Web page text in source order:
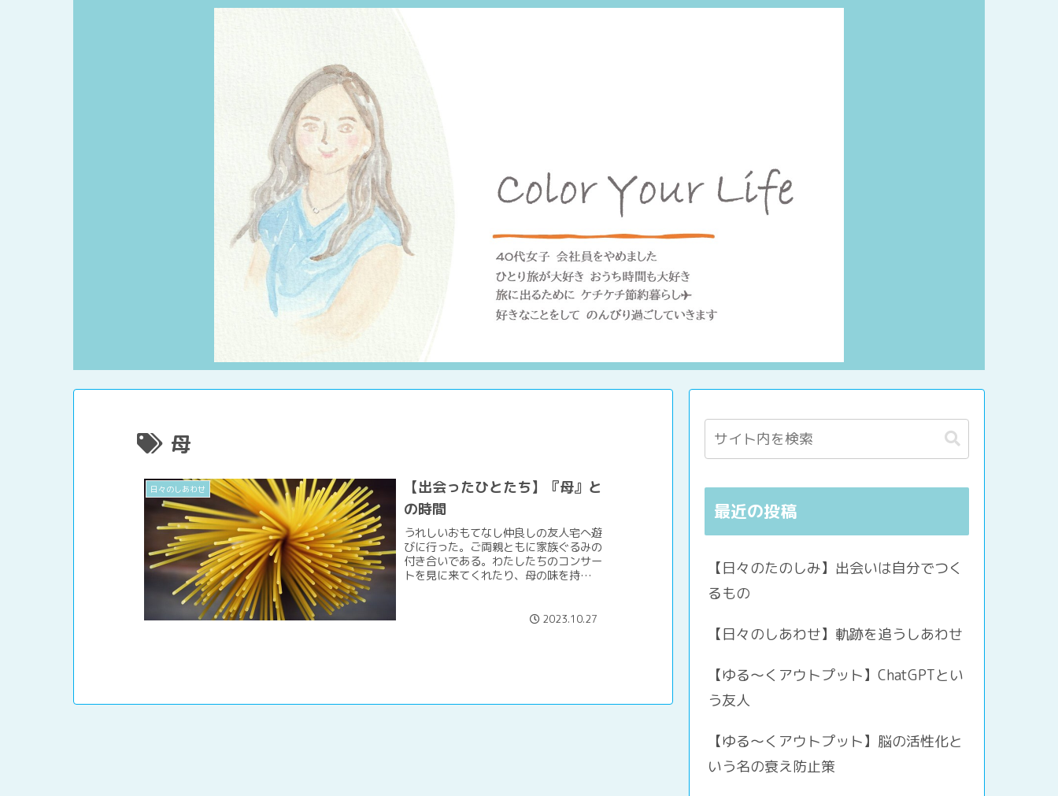
母
日々のしあわせ
【出会ったひとたち】『母』と
の時間
うれしいおもてなし仲良しの友人宅へ遊
びに行った。ご両親ともに家族ぐるみの
付き合いである。わたしたちのコンサー
トを見に来てくれたり、母の味を持たせ
れしてくれた。いつもは父...2023.10.27
最近の投稿
【日々のたのしみ】出会いは自分でつく
るもの
【日々のしあわせ】軌跡を追うしあわせ
【ゆる〜くアウトプット】ChatGPTとい
う友人
【ゆる〜くアウトプット】脳の活性化と
いう名の衰え防止策